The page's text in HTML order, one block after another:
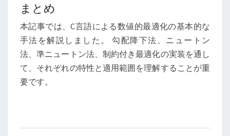
まとめ
本記事では、C言語による数値的最適化の基本的な
手法を解説しました。 勾配降下法、ニュートン
法、準ニュートン法、制約付き最適化の実装を通し
て、それぞれの特性と適用範囲を理解することが重
要です。